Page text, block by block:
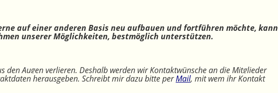
auf einer anderen Basis neu aufbauen und fortführen möchte, kann
unserer Möglichkeiten, bestmöglich unterstützen.
Augen verlieren. Deshalb werden wir Kontaktwünsche an die Mitglieder
herausgeben. Schreibt mir dazu bitte perMail, mit wem ihr Kontakt